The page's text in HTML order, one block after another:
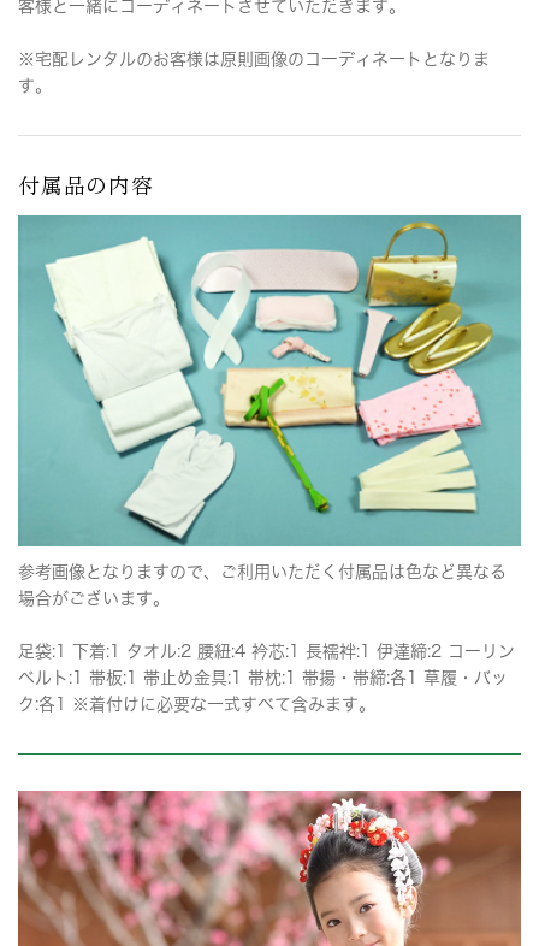
客様と一緒にコーディネートさせていただきます。
※宅配レンタルのお客様は原則画像のコーディネートとなりま
す。
付属品の内容
参考画像となりますので、ご利用いただく付属品は色など異なる
場合がございます。
足袋:1 下着:1 タオル:2 腰紐:4 衿芯:1 長襦袢:1 伊達締:2 コーリン
ベルト:1 帯板:1 帯止め金具:1 帯枕:1 帯揚・帯締:各1 草履・バッ
ク:各1 ※着付けに必要な一式すべて含みます。